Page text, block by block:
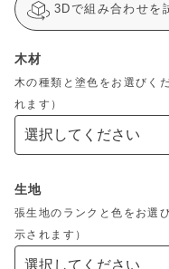
3Dで組み合わせを
木材
木の種類と塗色をお選びく
れます）
生地
張生地のランクと色をお選
示されます）